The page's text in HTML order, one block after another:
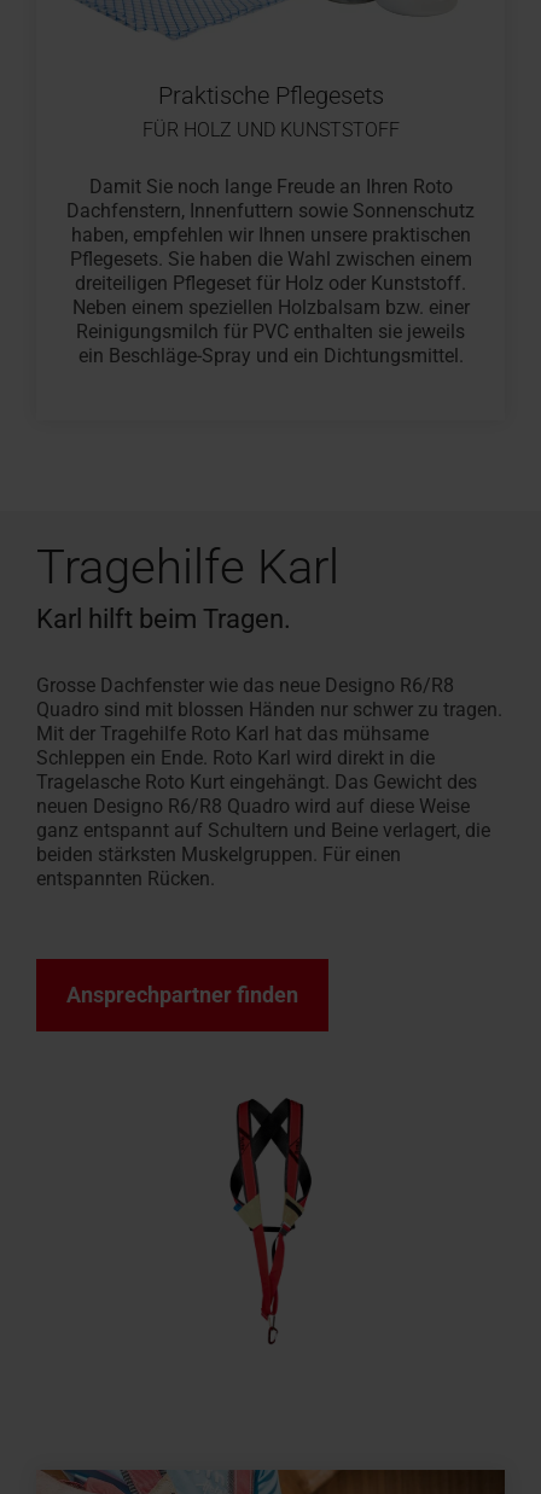
Praktische Pflegesets
FÜR HOLZ UND KUNSTSTOFF
Damit Sie noch lange Freude an Ihren Roto
Dachfenstern, Innenfuttern sowie Sonnenschutz
haben, empfehlen wir Ihnen unsere praktischen
Pflegesets. Sie haben die Wahl zwischen einem
dreiteiligen Pflegeset für Holz oder Kunststoff.
Neben einem speziellen Holzbalsam bzw. einer
Reinigungsmilch für PVC enthalten sie jeweils
ein Beschläge-Spray und ein Dichtungsmittel.
Tragehilfe Karl
Karl hilft beim Tragen.
Grosse Dachfenster wie das neue Designo R6/R8
Quadro sind mit blossen Händen nur schwer zu tragen.
Mit der Tragehilfe Roto Karl hat das mühsame
Schleppen ein Ende. Roto Karl wird direkt in die
Tragelasche Roto Kurt eingehängt. Das Gewicht des
neuen Designo R6/R8 Quadro wird auf diese Weise
ganz entspannt auf Schultern und Beine verlagert, die
beiden stärksten Muskelgruppen. Für einen
entspannten Rücken.
Ansprechpartner finden